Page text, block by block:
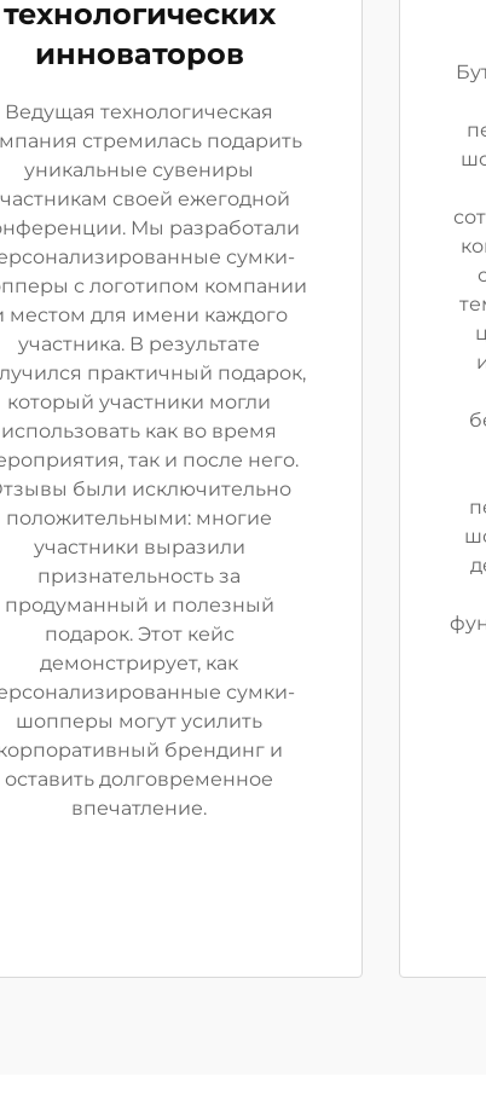
технологических
инноваторов
Ведущая технологическая
стремилась подарить
уникальные сувениры
своей ежегодной
Мы разработали
сумки-
с логотипом компании
местом для имени каждого
участника. В результате
практичный подарок,
который участники могли
использовать как во время
так и после него.
были исключительно
положительными: многие
участники выразили
признательность за
продуманный и полезный
подарок. Этот кейс
демонстрирует, как
сумки-
шопперы могут усилить
брендинг и
оставить долговременное
впечатление.